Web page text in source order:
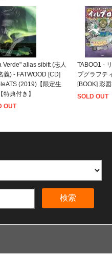
Verde" alias sibitt (志人
義) - FATWOOD [CD]
(2019)【限定生
特典付き】
OUT
TABOO1 -
プグラフテ
[BOOK] 彩
SOLD OUT
検索